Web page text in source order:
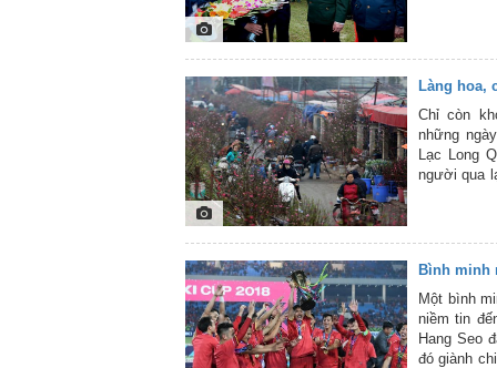
năm 2019
quân, các
định tổ
công tác
2019.
Quân
Làng hoa,
Chỉ còn
những
Lạc Long
người qua
chợ hoa
rừng với sự
nhiều khu
cắt bán từ
hoa, chợ
không-
Bình minh
Một bình
niềm tin
Hang Seo
đó giành